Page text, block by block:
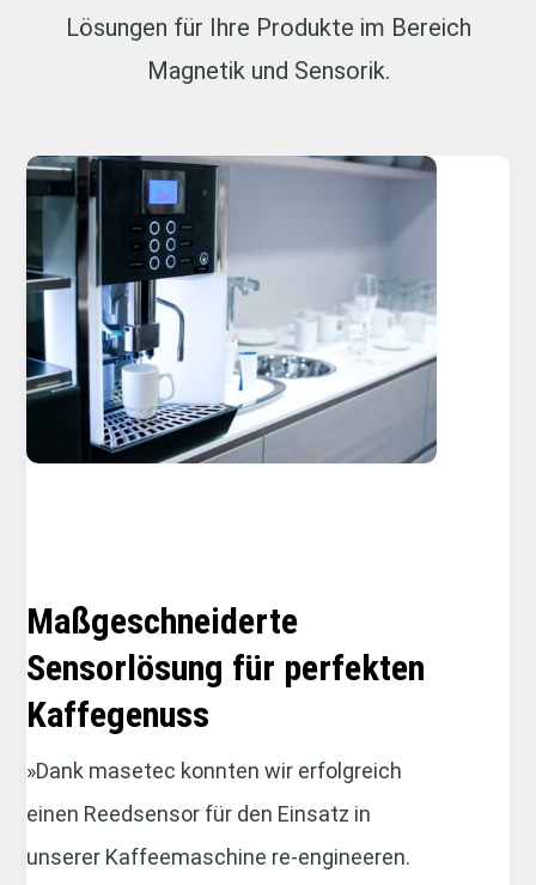
Lösungen für Ihre Produkte im Bereich
Magnetik und Sensorik.
Maßgeschneiderte
Sensorlösung für perfekten
Kaffegenuss
»Dank masetec konnten wir erfolgreich
einen Reedsensor für den Einsatz in
unserer Kaffeemaschine re-engineeren.